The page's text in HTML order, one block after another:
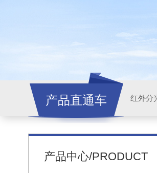
产品直通车 红外分
产品中心/PRODUCT